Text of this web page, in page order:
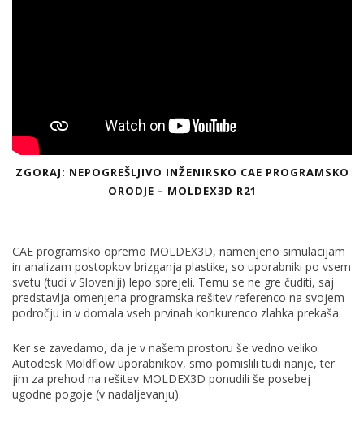
ZGORAJ: NEPOGREŠLJIVO INŽENIRSKO CAE PROGRAMSKO
ORODJE – MOLDEX3D R21
CAE programsko opremo MOLDEX3D, namenjeno simulacijam
in analizam postopkov brizganja plastike, so uporabniki po vsem
svetu (tudi v Sloveniji) lepo sprejeli. Temu se ne gre čuditi, saj
predstavlja omenjena programska rešitev referenco na svojem
področju in v domala vseh prvinah konkurenco zlahka prekaša.
Ker se zavedamo, da je v našem prostoru še vedno veliko
Autodesk Moldflow uporabnikov, smo pomislili tudi nanje, ter
jim za prehod na rešitev MOLDEX3D ponudili še posebej
ugodne pogoje (v nadaljevanju).